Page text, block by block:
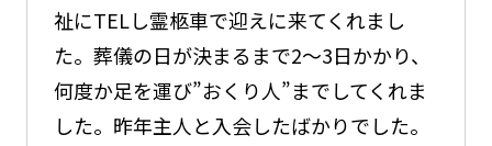
祉にTELし霊柩車で迎えに来てくれまし
た。葬儀の日が決まるまで2～3日かかり、
何度か足を運び”おくり人”までしてくれま
した。昨年主人と入会したばかりでした。